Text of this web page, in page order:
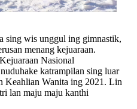
sing wis unggul ing gimnastik,
menang kejuaraan.
Nasional
katrampilan sing luar
Keahlian Wanita ing 2021. Lin
lan maju maju kanthi